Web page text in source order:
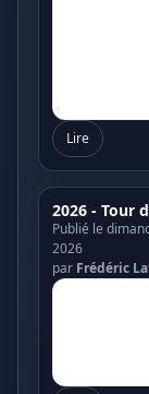
Lire
2026 - Tour
Publié le
2026
par Frédéric